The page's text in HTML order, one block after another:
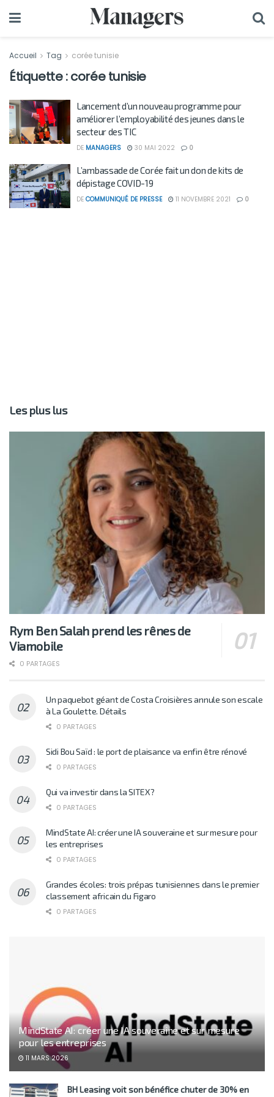
Accueil Tag corée tunisie
Étiquette :corée tunisie
Lancement d’un nouveau programme pour
améliorer l’employabilité des jeunes dans le
secteur des TIC
DE MANAGERS 30 MAI 2022 0
L’ambassade de Corée fait un don de kits de
dépistage COVID-19
DE COMMUNIQUÉ DE PRESSE 11 NOVEMBRE 2021 0
Les plus lus
Rym Ben Salah prend les rênes de
Viamobile
0 PARTAGES
Un paquebot géant de Costa Croisières annule son escale
à La Goulette. Détails
0 PARTAGES
Sidi Bou Saïd : le port de plaisance va enfin être rénové
0 PARTAGES
Qui va investir dans la SITEX?
0 PARTAGES
MindState AI: créer une IA souveraine et sur mesure pour
les entreprises
0 PARTAGES
Grandes écoles: trois prépas tunisiennes dans le premier
classement africain du Figaro
0 PARTAGES
MindState AI: créer une IA souveraine et sur mesure
pour les entreprises
11 MARS 2026
BH Leasing voit son bénéfice chuter de 30% en